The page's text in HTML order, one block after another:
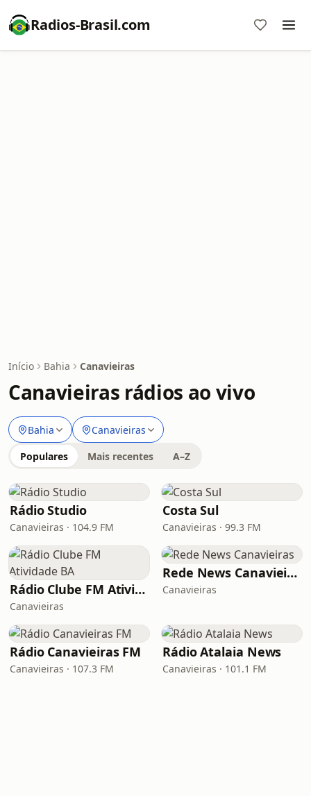
Radios-Brasil.com
Início Bahia Canavieiras
Canavieiras rádios ao vivo
Bahia Canavieiras
Populares Mais recentes A–Z
Rádio Studio
Canavieiras · 104.9 FM
Costa Sul
Canavieiras · 99.3 FM
Rádio Clube FM Atividade BA
Canavieiras
Rede News Canavieiras
Canavieiras
Rádio Canavieiras FM
Canavieiras · 107.3 FM
Rádio Atalaia News
Canavieiras · 101.1 FM